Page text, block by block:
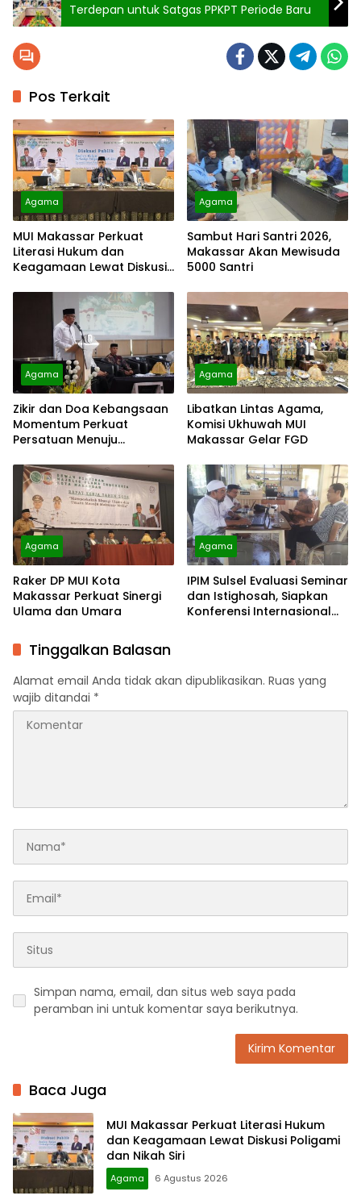
Terdepan untuk Satgas PPKPT Periode Baru
Pos Terkait
Agama
MUI Makassar Perkuat
Literasi Hukum dan
Keagamaan Lewat Diskusi
Agama
Sambut Hari Santri 2026,
Makassar Akan Mewisuda
5000 Santri
Agama
Zikir dan Doa Kebangsaan
Momentum Perkuat
Persatuan Menuju
dan Makmur
Agama
Libatkan Lintas Agama,
Komisi Ukhuwah MUI
Makassar Gelar FGD
Agama
Raker DP MUI Kota
Makassar Perkuat Sinergi
Ulama dan Umara
Agama
IPIM Sulsel Evaluasi Seminar
dan Istighosah, Siapkan
Konferensi Internasional
Tinggalkan Balasan
Alamat email Anda tidak akan dipublikasikan. Ruas yang
wajib ditandai *
Simpan nama, email, dan situs web saya pada
peramban ini untuk komentar saya berikutnya.
Baca Juga
MUI Makassar Perkuat Literasi Hukum
dan Keagamaan Lewat Diskusi Poligami
dan Nikah Siri
Agama 6 Agustus 2026